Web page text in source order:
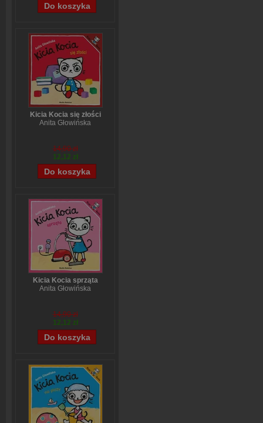
Kicia Kocia się złości
Anita Głowińska
14,90 zł
12,12 zł
Kicia Kocia sprząta
Anita Głowińska
14,90 zł
12,12 zł